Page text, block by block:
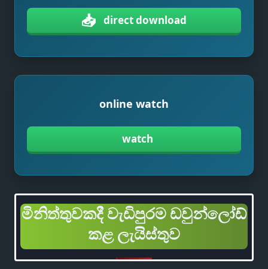
📥 direct download
online watch
watch
මිනිත්තුවකදී වැඩිපුරම ඩවුන්ලෝඩ්
කළ ලැයිස්තුව